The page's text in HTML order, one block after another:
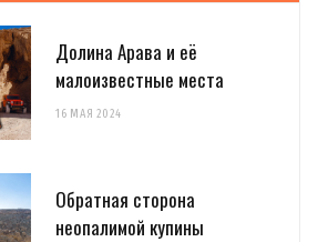
Долина Арава и её
малоизвестные места
16 МАЯ 2024
Обратная сторона
неопалимой купины